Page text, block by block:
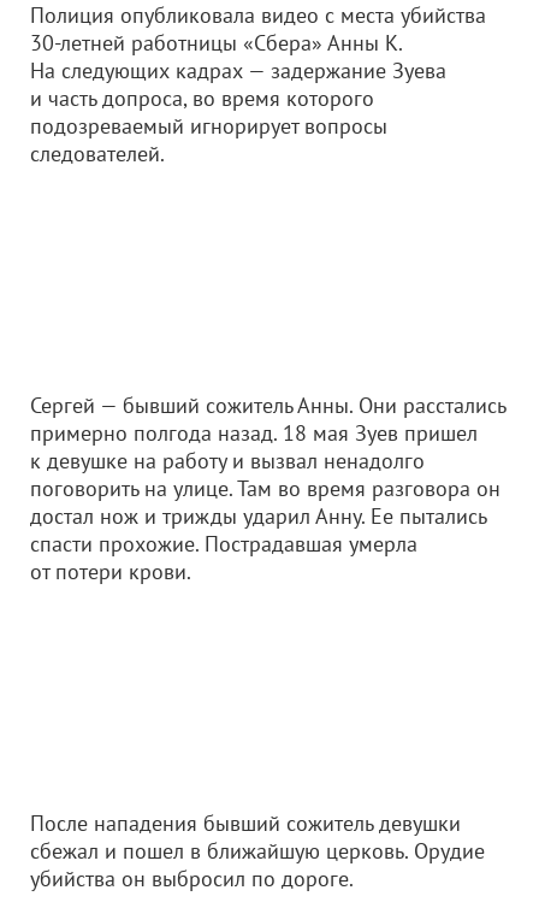
Полиция опубликовала видео с места убийства
30-летней работницы «Сбера» Анны К.
На следующих кадрах — задержание Зуева
и часть допроса, во время которого
подозреваемый игнорирует вопросы
следователей.
Сергей — бывший сожитель Анны. Они расстались
примерно полгода назад. 18 мая Зуев пришел
к девушке на работу и вызвал ненадолго
поговорить на улице. Там во время разговора он
достал нож и трижды ударил Анну. Ее пытались
спасти прохожие. Пострадавшая умерла
от потери крови.
После нападения бывший сожитель девушки
сбежал и пошел в ближайшую церковь. Орудие
убийства он выбросил по дороге.